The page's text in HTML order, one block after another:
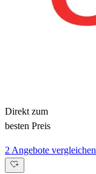
Direkt zum
besten Preis
2 Angebote vergleichen